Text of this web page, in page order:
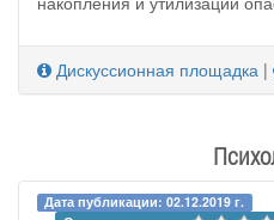
Дискуссионная площадка |
Дата публикации: 02.12.2019 г.